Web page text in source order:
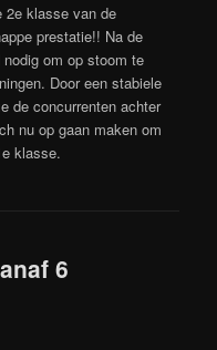
2e klasse van de
prestatie!! Na de
om op stoom te
Door een stabiele
de concurrenten achter
nu op gaan maken om
klasse.
6